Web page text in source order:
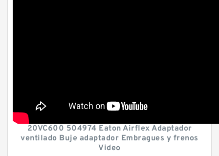
20VC600 504974 Eaton Airflex Adaptador
ventilado Buje adaptador Embragues y frenos
Video